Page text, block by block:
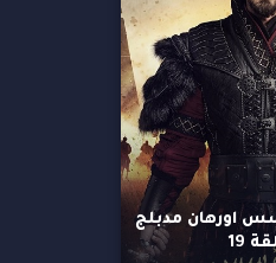
اورهان مدبلج
19